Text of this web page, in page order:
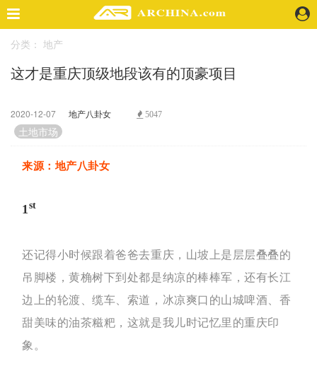
精选案例
建 筑
室 内
视 频
头条资讯
地 产
快速搜索
企业招聘
分类： 地产
这才是重庆顶级地段该有的顶豪项目
2020-12-07 地产八卦女 5047
土地市场
来源：地产八卦女
1 st
还记得小时候跟着爸爸去重庆，山坡上是 层层叠叠的
吊脚楼，黄桷树下到处都是纳凉的棒棒军，还有长江
边上的轮渡、缆车、索道，冰凉爽口的山城啤酒、香
甜美味的油茶糍粑，这就是我儿时记忆里的重庆印
象。